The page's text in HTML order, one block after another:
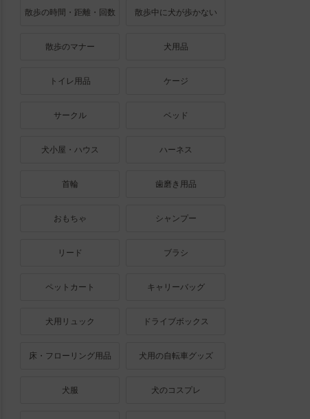
散歩の時間・距離・回数 散歩中に犬が歩かない
散歩のマナー 犬用品
トイレ用品 ケージ
サークル ベッド
犬小屋・ハウス ハーネス
首輪 歯磨き用品
おもちゃ シャンプー
リード ブラシ
ペットカート キャリーバッグ
犬用リュック ドライブボックス
床・フローリング用品 犬用の自転車グッズ
犬服 犬のコスプレ